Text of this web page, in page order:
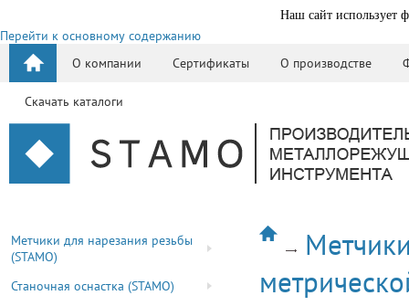
Наш сайт использует
Перейти к основному содержанию
О компании
Сертификаты О производстве
Скачать каталоги
Метчики для нарезания резьбы
(STAMO)
Станочная оснастка (STAMO)